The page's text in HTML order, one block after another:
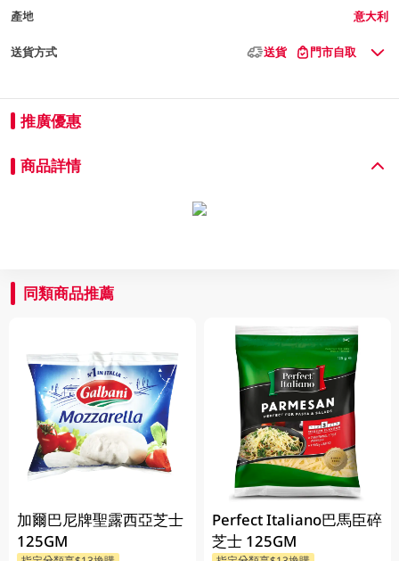
產地 意大利
送貨方式 送貨 門市自取
推廣優惠
商品詳情
同類商品推薦
加爾巴尼牌聖露西亞芝士
125GM
Perfect Italiano巴馬臣碎
芝士 125GM